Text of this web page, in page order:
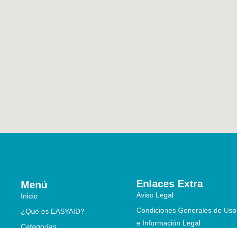
Menú
Inicio
¿Qué es EASYAID?
Categorías
Enlaces Extra
Aviso Legal
Condiciones Generales de Uso
e Información Legal